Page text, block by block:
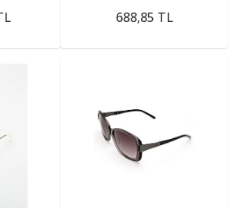
688,85 TL